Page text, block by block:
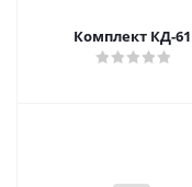
Комплект КД-61